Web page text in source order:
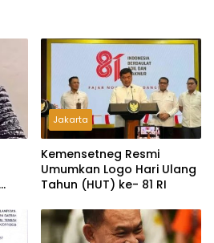
Jakarta
Kemensetneg Resmi
Umumkan Logo Hari Ulang
Tahun (HUT) ke- 81 RI